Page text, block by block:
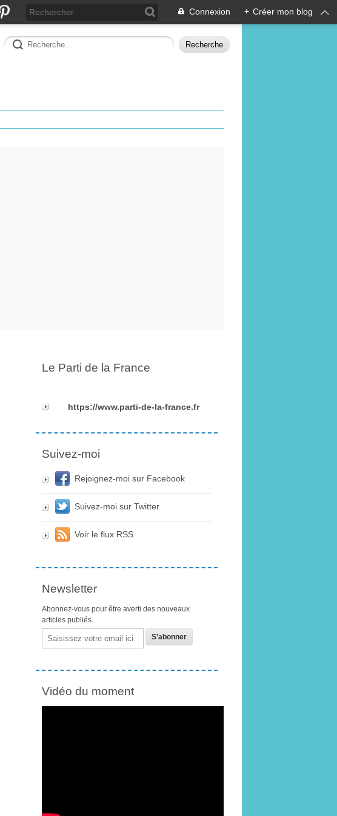
Connexion + Créer mon blog
Le Parti de la France
https://www.parti-de-la-france.fr
Suivez-moi
Rejoignez-moi sur Facebook
Suivez-moi sur Twitter
Voir le flux RSS
Newsletter
Abonnez-vous pour être averti des nouveaux
articles publiés.
Email
Vidéo du moment